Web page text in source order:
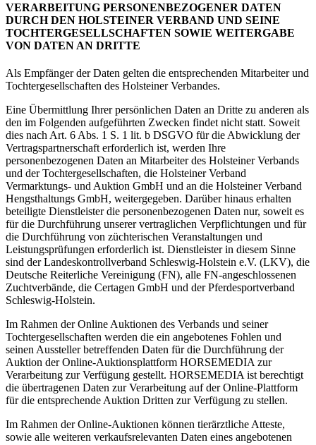
VERARBEITUNG PERSONENBEZOGENER DATEN
DURCH DEN HOLSTEINER VERBAND UND SEINE
TOCHTERGESELLSCHAFTEN SOWIE WEITERGABE
VON DATEN AN DRITTE
Als Empfänger der Daten gelten die entsprechenden Mitarbeiter und
Tochtergesellschaften des Holsteiner Verbandes.
Eine Übermittlung Ihrer persönlichen Daten an Dritte zu anderen als
den im Folgenden aufgeführten Zwecken findet nicht statt. Soweit
dies nach Art. 6 Abs. 1 S. 1 lit. b DSGVO für die Abwicklung der
Vertragspartnerschaft erforderlich ist, werden Ihre
personenbezogenen Daten an Mitarbeiter des Holsteiner Verbands
und der Tochtergesellschaften, die Holsteiner Verband
Vermarktungs- und Auktion GmbH und an die Holsteiner Verband
Hengsthaltungs GmbH, weitergegeben. Darüber hinaus erhalten
beteiligte Dienstleister die personenbezogenen Daten nur, soweit es
für die Durchführung unserer vertraglichen Verpflichtungen und für
die Durchführung von züchterischen Veranstaltungen und
Leistungsprüfungen erforderlich ist. Dienstleister in diesem Sinne
sind der Landeskontrollverband Schleswig-Holstein e.V. (LKV), die
Deutsche Reiterliche Vereinigung (FN), alle FN-angeschlossenen
Zuchtverbände, die Certagen GmbH und der Pferdesportverband
Schleswig-Holstein.
Im Rahmen der Online Auktionen des Verbands und seiner
Tochtergesellschaften werden die ein angebotenes Fohlen und
seinen Aussteller betreffenden Daten für die Durchführung der
Auktion der Online-Auktionsplattform HORSEMEDIA zur
Verarbeitung zur Verfügung gestellt. HORSEMEDIA ist berechtigt
die übertragenen Daten zur Verarbeitung auf der Online-Plattform
für die entsprechende Auktion Dritten zur Verfügung zu stellen.
Im Rahmen der Online-Auktionen können tierärztliche Atteste,
sowie alle weiteren verkaufsrelevanten Daten eines angebotenen